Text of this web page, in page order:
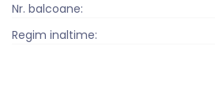
Nr. balcoane:
Regim inaltime: